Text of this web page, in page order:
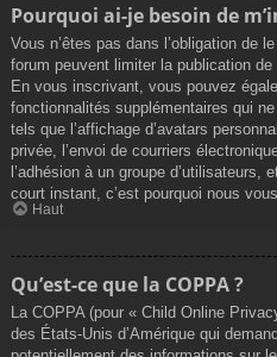
Pourquoi ai-je besoin de
Vous n’êtes pas dans l’obligation de
forum peuvent limiter la publication
En vous inscrivant, vous pouvez
fonctionnalités supplémentaires qui
tels que l’affichage d’avatars
privée, l’envoi de courriers
l’adhésion à un groupe d’utilisateurs,
court instant, c’est pourquoi nous
Haut
Qu’est-ce que la COPPA ?
La COPPA (pour « Child Online
des États-Unis d’Amérique qui